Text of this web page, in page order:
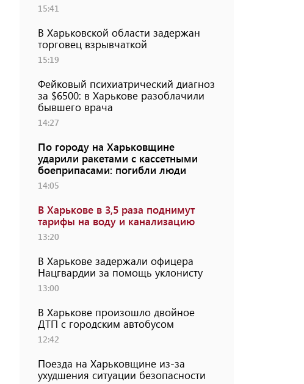
15:41
В Харьковской области задержан
торговец взрывчаткой
15:19
Фейковый психиатрический диагноз
за $6500: в Харькове разоблачили
бывшего врача
14:27
По городу на Харьковщине
ударили ракетами с кассетными
боеприпасами: погибли люди
14:05
В Харькове в 3,5 раза поднимут
тарифы на воду и канализацию
13:20
В Харькове задержали офицера
Нацгвардии за помощь уклонисту
13:00
В Харькове произошло двойное
ДТП с городским автобусом
12:42
Поезда на Харьковщине из-за
ухудшения ситуации безопасности